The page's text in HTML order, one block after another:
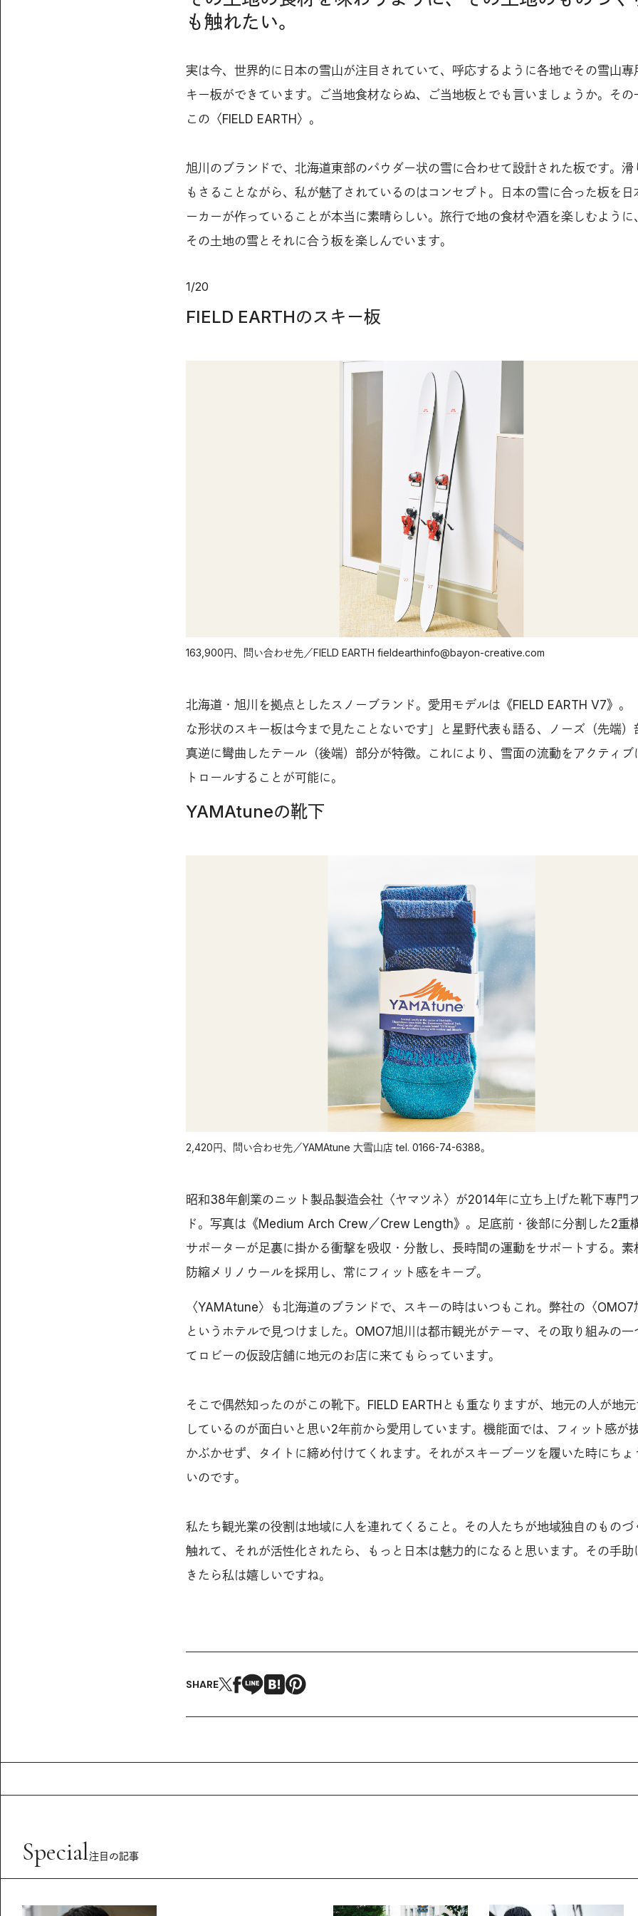
も触れたい。
実は今、世界的に日本の雪山が注目されていて、呼応するように各地でその雪山専
キー板ができています。ご当地食材ならぬ、ご当地板とでも言いましょうか。その
この〈FIELD EARTH〉。
旭川のブランドで、北海道東部のパウダー状の雪に合わせて設計された板です。滑
もさることながら、私が魅了されているのはコンセプト。日本の雪に合った板を日
ーカーが作っていることが本当に素晴らしい。旅行で地の食材や酒を楽しむように
その土地の雪とそれに合う板を楽しんでいます。
1/20
FIELD EARTHのスキー板
163,900円、問い合わせ先／FIELD EARTH fieldearthinfo@bayon-creative.com
北海道・旭川を拠点としたスノーブランド。愛用モデルは《FIELD EARTH V7》。
な形状のスキー板は今まで見たことないです」と星野代表も語る、ノーズ（先端）
真逆に彎曲したテール（後端）部分が特徴。これにより、雪面の流動をアクティブ
トロールすることが可能に。
YAMAtuneの靴下
2,420円、問い合わせ先／YAMAtune 大雪山店 tel. 0166-74-6388。
昭和38年創業のニット製品製造会社〈ヤマツネ〉が2014年に立ち上げた靴下専門
ド。写真は《Medium Arch Crew／Crew Length》。足底前・後部に分割した2重
サポーターが足裏に掛かる衝撃を吸収・分散し、長時間の運動をサポートする。素
防縮メリノウールを採用し、常にフィット感をキープ。
〈YAMAtune〉も北海道のブランドで、スキーの時はいつもこれ。弊社の〈OMO7
というホテルで見つけました。OMO7旭川は都市観光がテーマ、その取り組みの一
てロビーの仮設店舗に地元のお店に来てもらっています。
そこで偶然知ったのがこの靴下。FIELD EARTHとも重なりますが、地元の人が地
しているのが面白いと思い2年前から愛用しています。機能面では、フィット感が
かぶかせず、タイトに締め付けてくれます。それがスキーブーツを履いた時にちょ
いのです。
私たち観光業の役割は地域に人を連れてくること。その人たちが地域独自のものづ
触れて、それが活性化されたら、もっと日本は魅力的になると思います。その手助
きたら私は嬉しいですね。
SHARE
Special注目の記事